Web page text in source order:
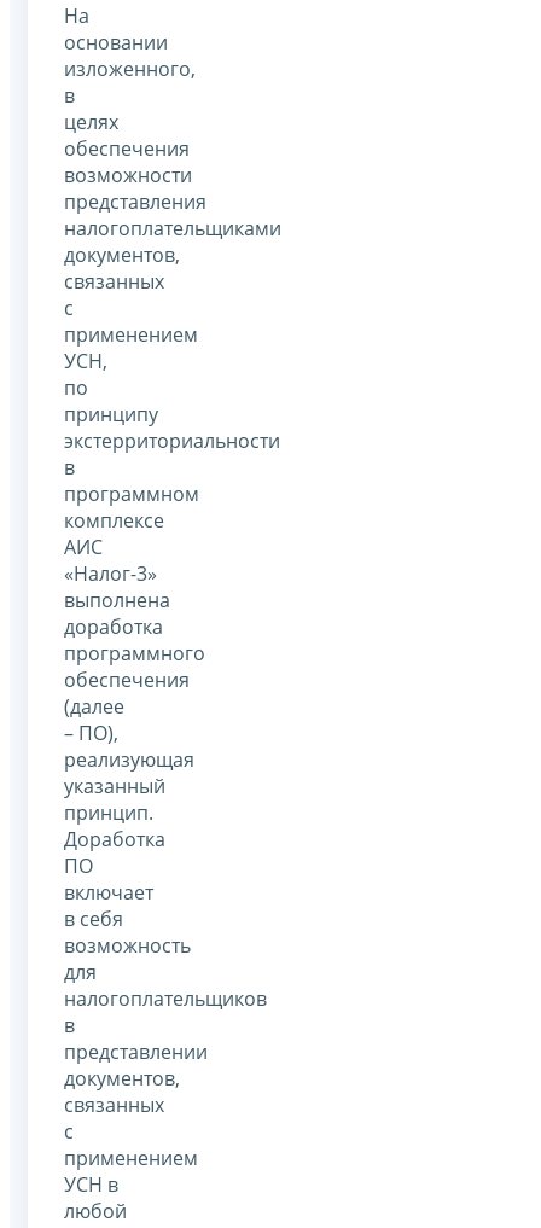
На
основании
изложенного,
в
целях
обеспечения
возможности
представления
налогоплательщиками
документов,
связанных
с
применением
УСН,
по
принципу
экстерриториальности
в
программном
комплексе
АИС
«Налог-3»
выполнена
доработка
программного
обеспечения
(далее
– ПО),
реализующая
указанный
принцип.
Доработка
ПО
включает
в себя
возможность
для
налогоплательщиков
в
представлении
документов,
связанных
с
применением
УСН в
любой